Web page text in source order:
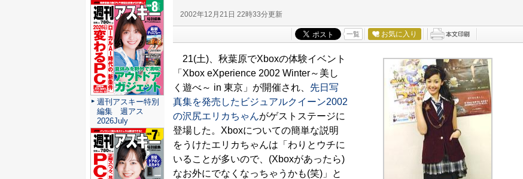
2002年12月21日 22時33分更新
一覧 お気に入り
21(土)、秋葉原でXboxの体験イベント
「Xbox eXperience 2002 Winter～美し
く遊べ～ in 東京」が開催され、 先日写
真集を発売したビジュアルクイーン2002
の沢尻エリカちゃんがゲストステージに
登場した。Xboxについての簡単な説明
をうけたエリカちゃんは「わりとウチに
いることが多いので、(Xboxがあったら)
なお外にでなくなっちゃうかも(笑)」と
週刊アスキー特別
編集 週アス
2026July